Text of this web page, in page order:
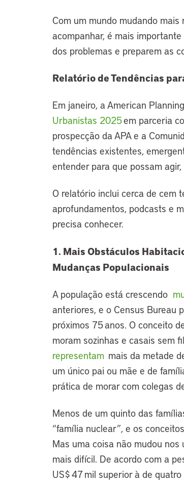
Com um mundo mudando
acompanhar, é mais
dos problemas e preparem as
Relatório de Tendências
Em janeiro, a American
Urbanistas 2025em parceria
prospecção da APA e a
tendências existentes,
entender para que possam
O relatório inclui cerca de cem
aprofundamentos, podcasts e
precisa conhecer.
1. Mais Obstáculos
Mudanças Populacionais
A população está crescendo
anteriores, e o Census Bureau
próximos 75 anos. O conceito
moram sozinhas e casais sem
representam mais da metade
um único pai ou mãe e de
prática de morar com colegas
Menos de um quinto das
“família nuclear”, e os
Mas uma coisa não mudou
mais difícil. De acordo com a
US$ 47 mil superior à de